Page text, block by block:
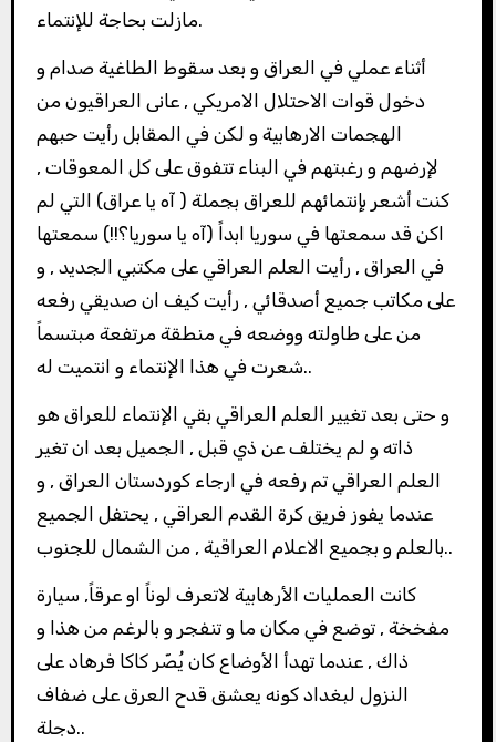
مازلت بحاجة للإنتماء.
أثناء عملي في العراق و بعد سقوط الطاغية صدام و
دخول قوات الاحتلال الامريكي , عانى العراقيون من
الهجمات الارهابية و لكن في المقابل رأيت حبهم
لإرضهم و رغبتهم في البناء تتفوق على كل المعوقات ,
كنت أشعر بإنتمائهم للعراق بجملة ( آه يا عراق) التي لم
اكن قد سمعتها في سوريا ابداً (آه يا سوريا؟!!) سمعتها
في العراق , رأيت العلم العراقي على مكتبي الجديد , و
على مكاتب جميع أصدقائي , رأيت كيف ان صديقي رفعه
من على طاولته ووضعه في منطقة مرتفعة مبتسماً
شعرت في هذا الإنتماء و انتميت له..
و حتى بعد تغيير العلم العراقي بقي الإنتماء للعراق هو
ذاته و لم يختلف عن ذي قبل , الجميل بعد ان تغير
العلم العراقي تم رفعه في ارجاء كوردستان العراق , و
عندما يفوز فريق كرة القدم العراقي , يحتفل الجميع
بالعلم و بجميع الاعلام العراقية , من الشمال للجنوب..
كانت العمليات الأرهابية لاتعرف لوناً او عرقاً, سيارة
مفخخة , توضع في مكان ما و تنفجر و بالرغم من هذا و
ذاك , عندما تهدأ الأوضاع كان يُصّر كاكا فرهاد على
النزول لبغداد كونه يعشق قدح العرق على ضفاف
دجلة..